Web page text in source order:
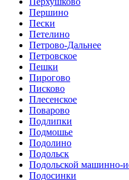
Першино
Пески
Петелино
Петрово-Дальнее
Петровское
Пешки
Пирогово
Писково
Плесенское
Поварово
Подлипки
Подмошье
Подолино
Подольск
Подольской машинно-
Подосинки